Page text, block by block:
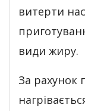
витерти
види жиру.
За рахунок